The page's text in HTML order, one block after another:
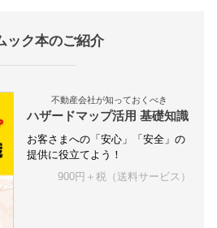
ック本のご紹介
不動産会社が知っておくべき
ハザードマップ活用 基礎知識
お客さまへの「安心」「安全」の
提供に役立てよう！
900円＋税（送料サービス）